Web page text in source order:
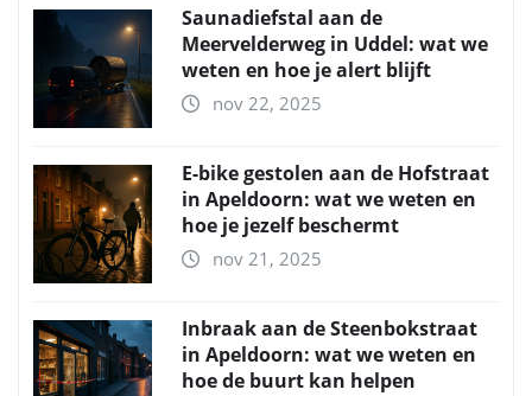
Saunadiefstal aan de
Meervelderweg in Uddel: wat we
weten en hoe je alert blijft
nov 22, 2025
E-bike gestolen aan de Hofstraat
in Apeldoorn: wat we weten en
hoe je jezelf beschermt
nov 21, 2025
Inbraak aan de Steenbokstraat
in Apeldoorn: wat we weten en
hoe de buurt kan helpen